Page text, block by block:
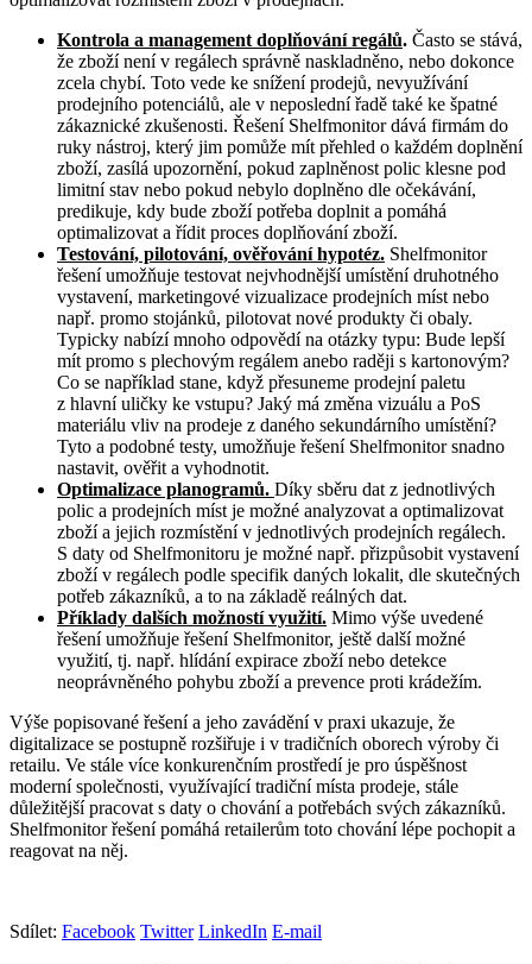
Kontrola a management doplňování regálů. Často se stává,
že zboží není v regálech správně naskladněno, nebo dokonce
zcela chybí. Toto vede ke snížení prodejů, nevyužívání
prodejního potenciálů, ale v neposlední řadě také ke špatné
zákaznické zkušenosti. Řešení Shelfmonitor dává firmám do
ruky nástroj, který jim pomůže mít přehled o každém doplnění
zboží, zasílá upozornění, pokud zaplněnost polic klesne pod
limitní stav nebo pokud nebylo doplněno dle očekávání,
predikuje, kdy bude zboží potřeba doplnit a pomáhá
optimalizovat a řídit proces doplňování zboží.
Testování, pilotování, ověřování hypotéz. Shelfmonitor
řešení umožňuje testovatnejvhodnější umístění druhotného
vystavení, marketingové vizualizace prodejních míst nebo
např. promo stojánků, pilotovat nové produkty či obaly.
Typicky nabízí mnoho odpovědí na otázky typu: Bude lepší
mít promo s plechovým regálem anebo raději s kartonovým?
Co se například stane, když přesuneme prodejní paletu
z hlavní uličky ke vstupu? Jaký má změna vizuálu a PoS
materiálu vliv na prodeje z daného sekundárního umístění?
Tyto a podobné testy, umožňuje řešení Shelfmonitor snadno
nastavit, ověřit a vyhodnotit.
Optimalizace planogramů. Díky sběru dat z jednotlivých
polic a prodejních míst je možné analyzovat a optimalizovat
zboží a jejich rozmístění v jednotlivých prodejních regálech.
S daty od Shelfmonitoru je možné např. přizpůsobit vystavení
zboží v regálech podle specifik daných lokalit, dle skutečných
potřeb zákazníků, a to na základě reálných dat.
Příklady dalších možností využití. Mimo výše uvedené
řešení umožňuje řešení Shelfmonitor, ještě další možné
využití, tj. např. hlídání expirace zboží nebo detekce
neoprávněného pohybu zboží a prevence proti krádežím.
Výše popisované řešení a jeho zavádění v praxi ukazuje, že
digitalizace se postupně rozšiřuje i v tradičních oborech výroby či
retailu. Ve stále více konkurenčním prostředí je pro úspěšnost
moderní společnosti, využívající tradiční místa prodeje, stále
důležitější pracovat s daty o chování a potřebách svých zákazníků.
Shelfmonitor řešení pomáhá retailerům toto chování lépe pochopit a
reagovat na něj.
Sdílet: Facebook Twitter LinkedIn E-mail